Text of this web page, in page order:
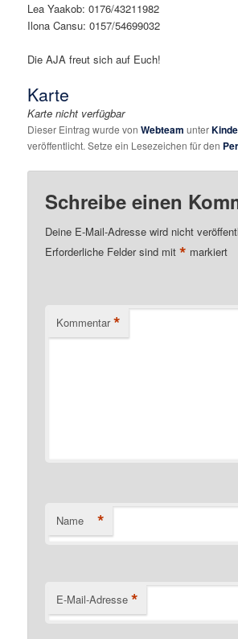
Lea Yaakob: 0176/43211982
Ilona Cansu: 0157/54699032
Die AJA freut sich auf Euch!
Karte
Karte nicht verfügbar
Dieser Eintrag wurde vonWebteam unter
veröffentlicht. Setze ein Lesezeichen für den
Schreibe einen
Deine E-Mail-Adresse wird nicht
Erforderliche Felder sind mit* markiert
Kommentar *
Name *
E-Mail-Adresse *